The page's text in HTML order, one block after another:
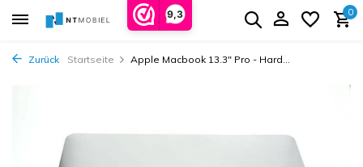
9,3 0
Zurück Startseite Apple Macbook 13.3" Pro - Hard...